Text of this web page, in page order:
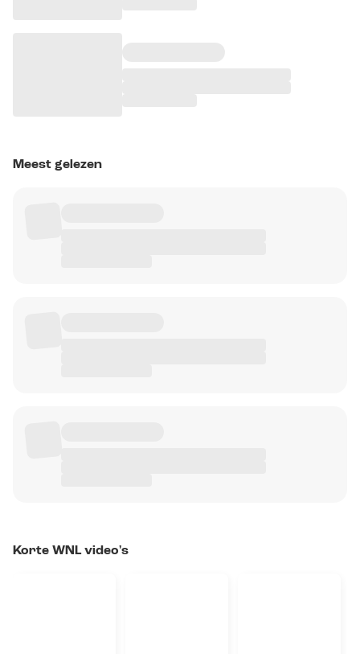
Meest gelezen
Korte WNL video's